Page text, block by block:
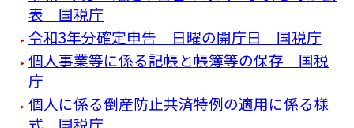
表 国税庁
令和3年分確定申告 日曜の開庁日 国税庁
個人事業等に係る記帳と帳簿等の保存 国税
庁
個人に係る倒産防止共済特例の適用に係る様
式 国税庁